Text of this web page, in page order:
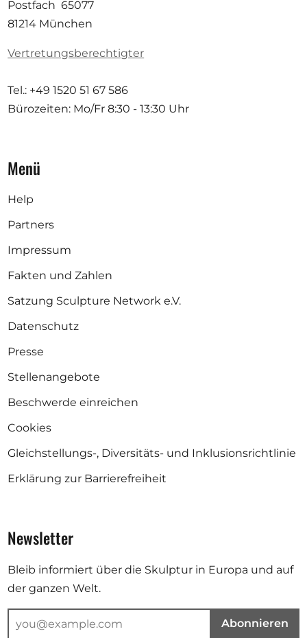
Postfach 65077
81214 München
Vertretungsberechtigter
Tel.: +49 1520 51 67 586
Bürozeiten: Mo/Fr 8:30 - 13:30 Uhr
Menü
Help
Partners
Impressum
Fakten und Zahlen
Satzung Sculpture Network e.V.
Datenschutz
Presse
Stellenangebote
Beschwerde einreichen
Cookies
Gleichstellungs-, Diversitäts- und Inklusionsrichtlinie
Erklärung zur Barrierefreiheit
Newsletter
Bleib informiert über die Skulptur in Europa und auf
der ganzen Welt.
Abonnieren